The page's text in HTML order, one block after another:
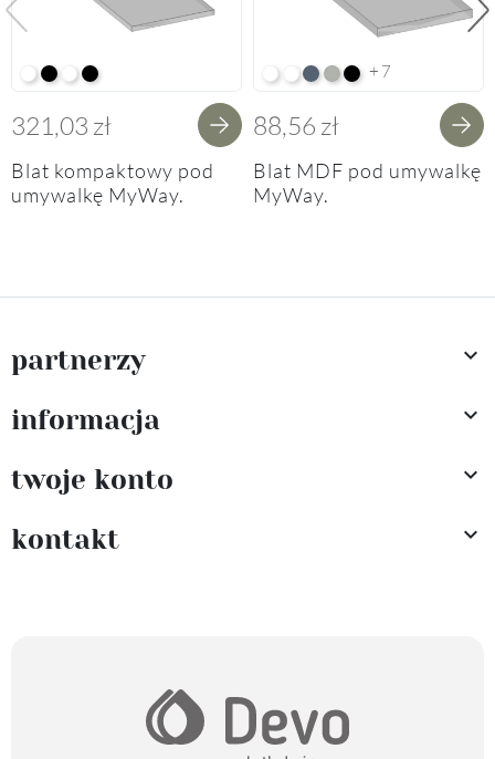
Poprzedni
Alpine White K02
Black K16Alpine White Struktura K37
K14 Soft Black
321,03 zł
Blat kompaktowy pod
umywalkę MyWay.
Arctic White HG F01
Premium White Supermatt
Perfect Touch Parisian
Perfect Touch Stahlgrau
Czarny Mat Orchidea
+7
88,56 zł
Blat MDF pod umywalkę
MyWay.
partnerzy 
informacja 
twoje konto 
kontakt 